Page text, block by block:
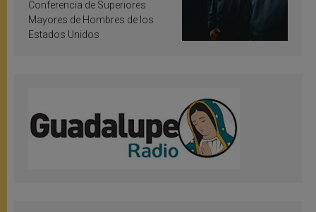
Conferencia de Superiores
Mayores de Hombres de los
Estados Unidos